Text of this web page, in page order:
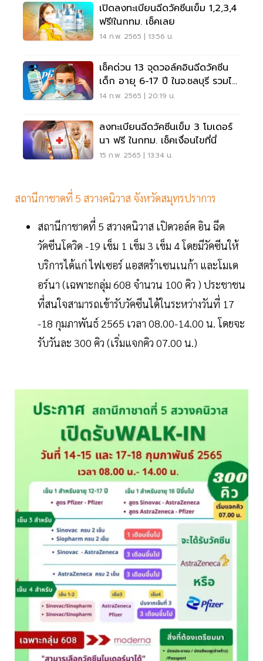
เปิดลงทะเบียนฉีดวัคซีนเข็ม 1,2,3,4
ฟรี!ในกทม. เช็คเลย
14 ก.พ. 2565 | 13:56 น.
เช็คด่วน 13 จุดวอล์คอินฉีดวัคซีน
เด็ก อายุ 6-17 ปี ในจ.ชลบุรี รวมไว้
ที่นี่
14 ก.พ. 2565 | 20:19 น.
ลงทะเบียนฉีดวัคซีนเข็ม 3 โมเดอร์
นา ฟรี ในกทม. เช็คเงื่อนไขที่นี่
15 ก.พ. 2565 | 13:34 น.
สถานีกาชาดที่ 5 สวางคนิวาส จังหวัดสมุทรปราการ
สถานีกาชาดที่ 5 สวางคนิวาส เปิดวอล์ค อิน ฉีด
วัคซีนโควิด -19 เข็ม 1 เข็ม 3 เข็ม 4 โดยมีวัคซีนให้
บริการได้แก่ ไฟเซอร์ แอสตร้าเซนเนก้า และโมเด
อร์นา (เฉพาะกลุ่ม 608 จำนวน 100 คิว ) ประชาชน
ที่สนใจสามารถเข้ารับวัคซีนได้ในระหว่างวันที่ 17
-18 กุมภาพันธ์ 2565 เวลา 08.00-14.00 น. โดยจะ
รับวันละ 300 คิว (เริ่มแจกคิว 07.00 น.)